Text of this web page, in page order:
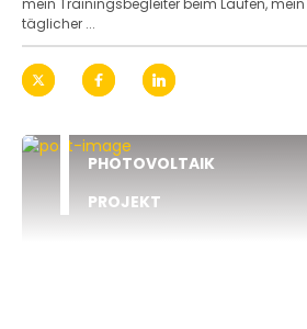
mein Trainingsbegleiter beim Laufen,
täglicher ...
PHOTOVOLTAIK
PROJEKT